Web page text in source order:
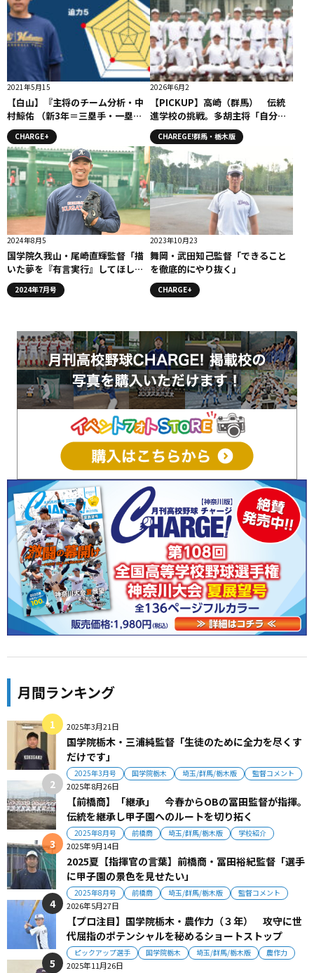
2021年5月15
【白山】『主将のチーム分析・中
村鯨佑 （新3年＝三塁手・一塁
手）主将』コラム #白山
CHARGE+
2026年6月2
【PICKUP】高崎（群馬） 伝統
進学校の挑戦。多胡主将「自分た
ちはチャレンジャー」
CHAREGE!群馬・栃木版
2024年8月5
国学院久我山・尾崎直輝監督「描
いた夢を『有言実行』してほし
い」
2024年7月号
2023年10月23
舞岡・武田知己監督「できること
を徹底的にやり抜く」
CHARGE+
月間ランキング
2025年3月21日
国学院栃木・三浦純監督「生徒のために全力を尽くす
だけです」
2025年3月号 国学院栃木 埼玉/群馬/栃木版 監督コメント
2025年8月26日
【前橋商】「継承」 今春からOBの冨田監督が指揮。
伝統を継承し甲子園へのルートを切り拓く
2025年8月号 前橋商 埼玉/群馬/栃木版 学校紹介
2025年9月14日
2025夏【指揮官の言葉】前橋商・冨田裕紀監督「選手
に甲子園の景色を見せたい」
2025年8月号 前橋商 埼玉/群馬/栃木版 監督コメント
2026年5月27日
【プロ注目】国学院栃木・農作力（３年） 攻守に世
代屈指のポテンシャルを秘めるショートストップ
ピックアップ選手 国学院栃木 埼玉/群馬/栃木版 農作力
2025年11月26日